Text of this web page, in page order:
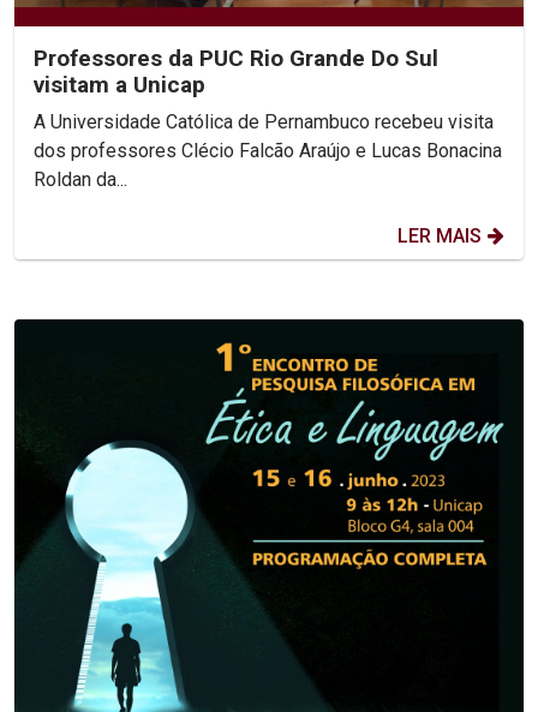
Professores da PUC Rio Grande Do Sul
visitam a Unicap
A Universidade Católica de Pernambuco recebeu visita
dos professores Clécio Falcão Araújo e Lucas Bonacina
Roldan da...
LER MAIS